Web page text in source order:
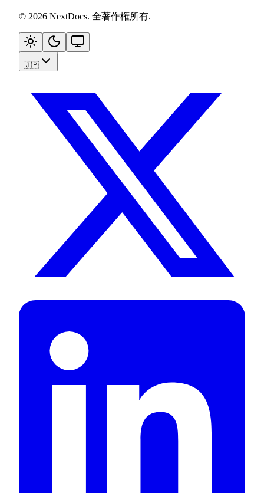
© 2026 NextDocs. 全著作権所有.
🇯🇵